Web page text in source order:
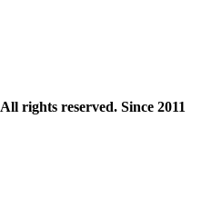
rights reserved. Since 2011